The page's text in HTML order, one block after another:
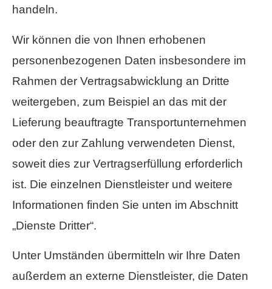
handeln.
Wir können die von Ihnen erhobenen
personenbezogenen Daten insbesondere im
Rahmen der Vertragsabwicklung an Dritte
weitergeben, zum Beispiel an das mit der
Lieferung beauftragte Transportunternehmen
oder den zur Zahlung verwendeten Dienst,
soweit dies zur Vertragserfüllung erforderlich
ist. Die einzelnen Dienstleister und weitere
Informationen finden Sie unten im Abschnitt
„Dienste Dritter“.
Unter Umständen übermitteln wir Ihre Daten
außerdem an externe Dienstleister, die Daten